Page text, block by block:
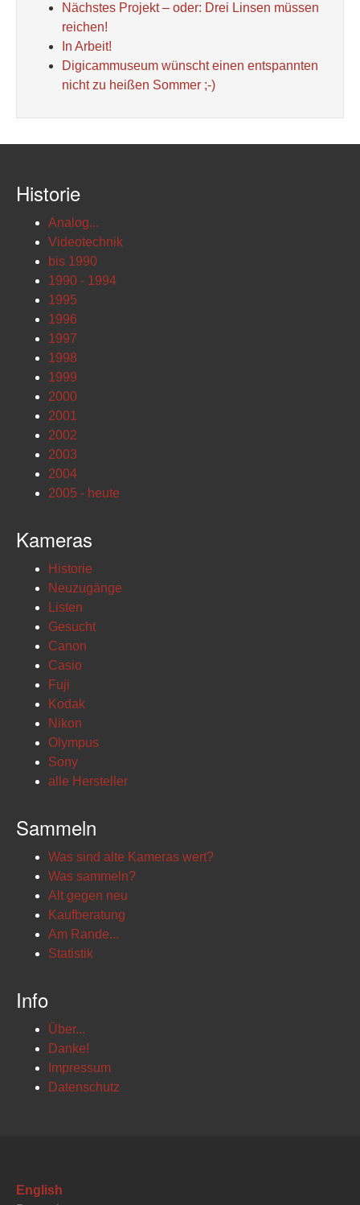
Nächstes Projekt – oder: Drei Linsen müssen
reichen!
In Arbeit!
Digicammuseum wünscht einen entspannten
nicht zu heißen Sommer ;-)
Historie
Analog...
Videotechnik
bis 1990
1990 - 1994
1995
1996
1997
1998
1999
2000
2001
2002
2003
2004
2005 - heute
Kameras
Historie
Neuzugänge
Listen
Gesucht
Canon
Casio
Fuji
Kodak
Nikon
Olympus
Sony
alle Hersteller
Sammeln
Was sind alte Kameras wert?
Was sammeln?
Alt gegen neu
Kaufberatung
Am Rande...
Statistik
Info
Über...
Danke!
Impressum
Datenschutz
English